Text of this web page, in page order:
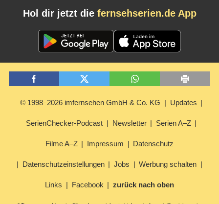
Hol dir jetzt die fernsehserien.de App
© 1998–2026 imfernsehen GmbH & Co. KG Updates
SerienChecker-Podcast Newsletter Serien A–Z
Filme A–Z Impressum Datenschutz
Datenschutzeinstellungen Jobs Werbung schalten
Links Facebook zurück nach oben